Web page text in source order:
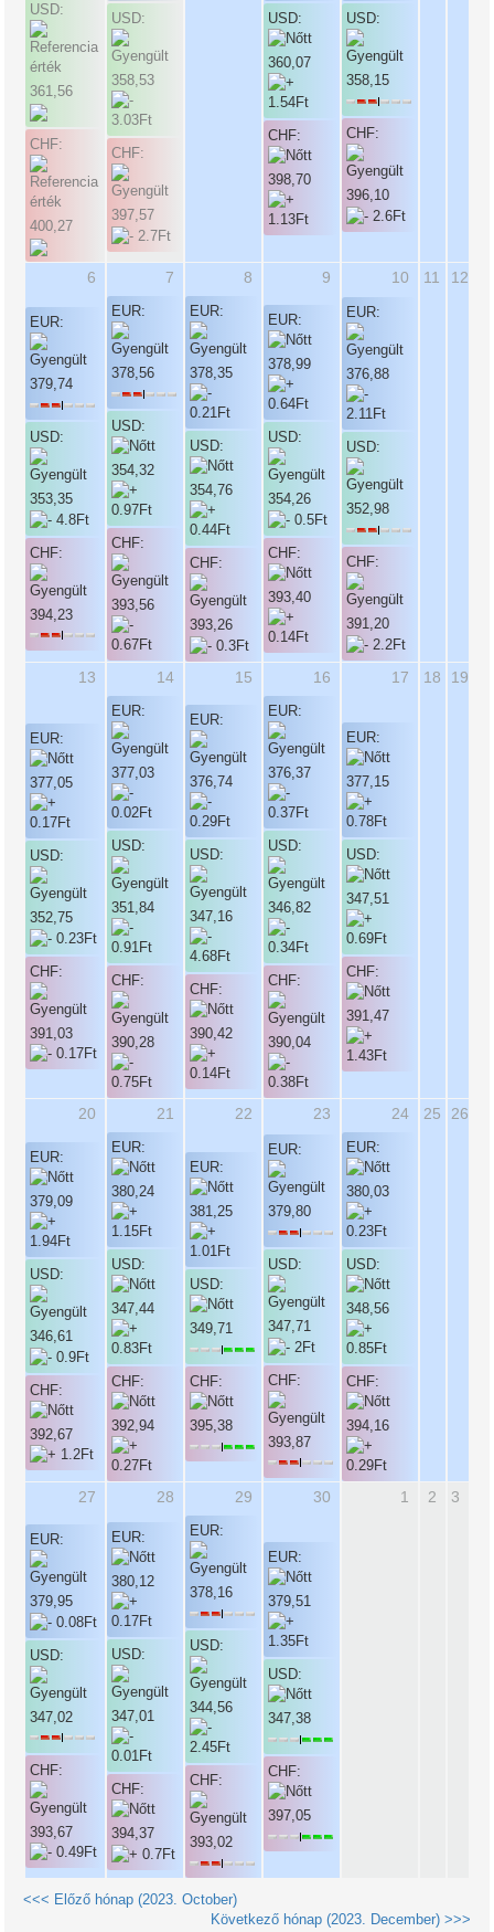
USD:
361,56
CHF:
400,27
USD:
358,53
CHF:
397,57
USD:
360,07
CHF:
398,70
USD:
358,15
CHF:
396,10
6
EUR:
379,74
USD:
353,35
CHF:
394,23
7
EUR:
378,56
USD:
354,32
CHF:
393,56
8
EUR:
378,35
USD:
354,76
CHF:
393,26
9
EUR:
378,99
USD:
354,26
CHF:
393,40
10
EUR:
376,88
USD:
352,98
CHF:
391,20
11 12
13
EUR:
377,05
USD:
352,75
CHF:
391,03
14
EUR:
377,03
USD:
351,84
CHF:
390,28
15
EUR:
376,74
USD:
347,16
CHF:
390,42
16
EUR:
376,37
USD:
346,82
CHF:
390,04
17
EUR:
377,15
USD:
347,51
CHF:
391,47
18 19
20
EUR:
379,09
USD:
346,61
CHF:
392,67
21
EUR:
380,24
USD:
347,44
CHF:
392,94
22
EUR:
381,25
USD:
349,71
CHF:
395,38
23
EUR:
379,80
USD:
347,71
CHF:
393,87
24
EUR:
380,03
USD:
348,56
CHF:
394,16
25 26
27
EUR:
379,95
USD:
347,02
CHF:
393,67
28
EUR:
380,12
USD:
347,01
CHF:
394,37
29
EUR:
378,16
USD:
344,56
CHF:
393,02
30
EUR:
379,51
USD:
347,38
CHF:
397,05
1 2 3
<<< Előző hónap (2023. October)
Következő hónap (2023. December) >>>